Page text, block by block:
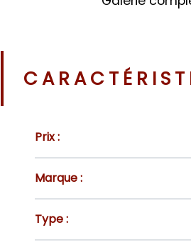
Prix :
Marque :
Type :